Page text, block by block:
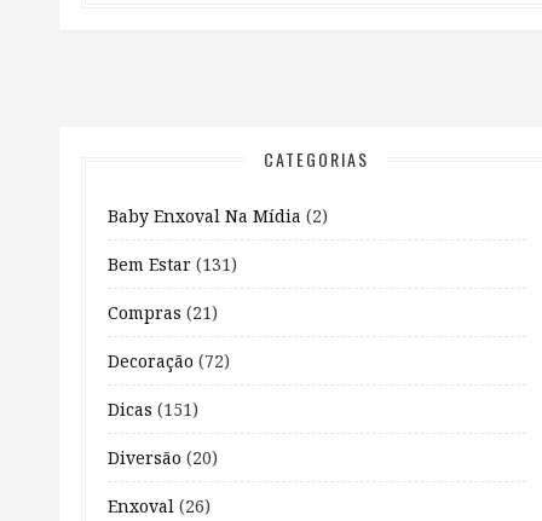
CATEGORIAS
Baby Enxoval Na Mídia (2)
Bem Estar (131)
Compras (21)
Decoração (72)
Dicas (151)
Diversão (20)
Enxoval (26)